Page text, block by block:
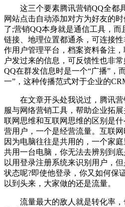
这三个要素腾讯营销QQ全都
网站点击自动添加对方为好友的
了;营销QQ本身就是通信工具，而
链接、地理位置都通杀，可连接
作用户管理平台，档案资料备注
户发过来的信息，可反馈性也非
QQ在群发信息时是一个“广播”，
一”，这种传播范式对于企业的
在文章开头处我说过，腾讯营
服与网络营销工具，帮助企业拓
联网思维和互联网思维的区别是
营用户，一个是经营流量。互联
因为电脑往往是共用的，一个家
共用一台电脑，你无法去辨别到
以用登录注册系统来识别用户，
状态呢?即使他登录，你又如何保
以到头来，大家做的还是流量。
流量最大的敌人就是转化率，